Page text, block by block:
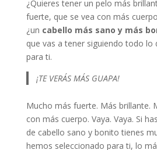
¿Quieres tener un pelo más
fuerte, que se vea con más
¿un cabello más sano y más
que vas a tener siguiendo todo lo
para ti.
¡TE VERÁS MÁS GUAPA!
Mucho más fuerte. Más brillante.
con más cuerpo. Vaya. Vaya. Si
de cabello sano y bonito tienes
hemos seleccionado para ti, lo